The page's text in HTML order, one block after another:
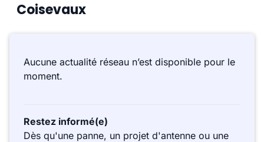
Coisevaux
Aucune actualité réseau n’est disponible pour le
moment.
Restez informé(e)
Dès qu'une panne, un projet d'antenne ou une